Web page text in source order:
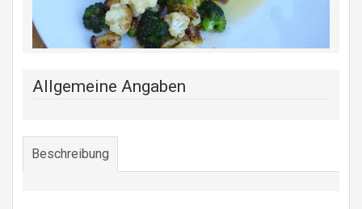
Allgemeine Angaben
Beschreibung